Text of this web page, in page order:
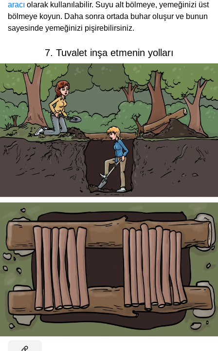
aracı olarak kullanılabilir. Suyu alt bölmeye, yemeğinizi üst
bölmeye koyun. Daha sonra ortada buhar oluşur ve bunun
sayesinde yemeğinizi pişirebilirsiniz.
7. Tuvalet inşa etmenin yolları